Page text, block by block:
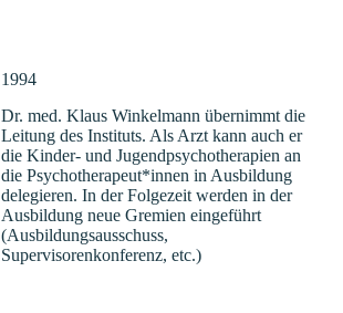
1994
Dr. med. Klaus Winkelmann übernimmt die
Leitung des Instituts. Als Arzt kann auch er
die Kinder- und Jugendpsychotherapien an
die Psychotherapeut*innen in Ausbildung
delegieren. In der Folgezeit werden in der
Ausbildung neue Gremien eingeführt
(Ausbildungsausschuss,
Supervisorenkonferenz, etc.)